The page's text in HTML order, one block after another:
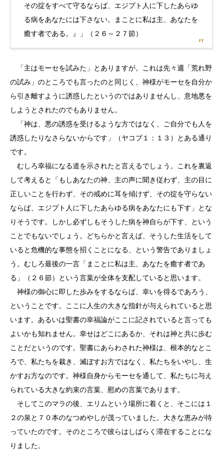
その掟をすべて守るならば、エジプト人に下したあらゆ
る病をあなたには下さない。まことに私は主、あなたを
癒す者である。』」（２６～２７節）
「主はモーセを試みた」とありますが。これは先々週「荒れ野
の試み」のところでも言ったのと同じく、神様がモーセを自分か
ら引き離すように誘惑したというのではありませんし、意地悪を
しようとされたのでもありません。
「神は、悪の誘惑を受けるような方ではなく、ご自分でも人を
誘惑したりなさらないからです」（ヤコブ１：１３）とある通り
です。
むしろ幸福になる道を示されたと言えるでしょう。これを裏返
して考えると「もしあなたの神、主の声に聞き従わず、主の目に
正しいことを行わず、その戒めに耳を傾けず、その掟を守らない
ならば、エジプト人に下したあらゆる病をあなたにも下す」とな
りそうです。しかし必ずしもそうした病を神自らが下す、という
ことでもないでしょう。どちらかと言えば、そうした生活をして
いると危機的な事態を招くことになる、という警告でありましょ
う。むしろ最後の一言「まことに私は主、あなたを癒す者であ
る」（２６節）という言葉が全体を支配していると思います。
神様の御心に即した歩みをするならば、幸いを得るであろう、
ということです。ここに人生の大きな指針が与えられていると思
います。あるいは聖書の幸福論がここに記されていると言っても
よいかも知れません。幸せはどこにあるか、それは神と共に歩む
ことだというのです。聖書にあらわされた神様は、根本的なとこ
ろで、私たちを裁き、滅ぼすお方ではなく、私たちをいやし、生
かすお方なのです。神様自身からモーセを通して、私たちに与え
られている大きな約束の言葉、慰めの言葉であります。
そしてこのマラの後、エリムという場所に着くと、そこには１
２の泉と７０本のなつめやしが茂っていました。大きな恵みが待
っていたのです。そのところで彼らはしばらく滞在することにな
りました。